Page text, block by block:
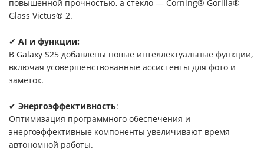
повышенной прочностью, а стекло — Corning® Gorilla®
Glass Victus® 2.
✔ AI и функции:
В Galaxy S25 добавлены новые интеллектуальные функции,
включая усовершенствованные ассистенты для фото и
заметок.
✔ Энергоэффективность:
Оптимизация программного обеспечения и
энергоэффективные компоненты увеличивают время
автономной работы.